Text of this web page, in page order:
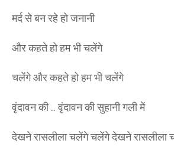
मर्द से बन रहे हो जनानी
और कहते हो हम भी चलेंगे
चलेंगे और कहते हो हम भी चलेंगे
वृंदावन की .. वृंदावन की सुहानी गली में
देखने रासलीला चलेंगे चलेंगे देखने रासलीला